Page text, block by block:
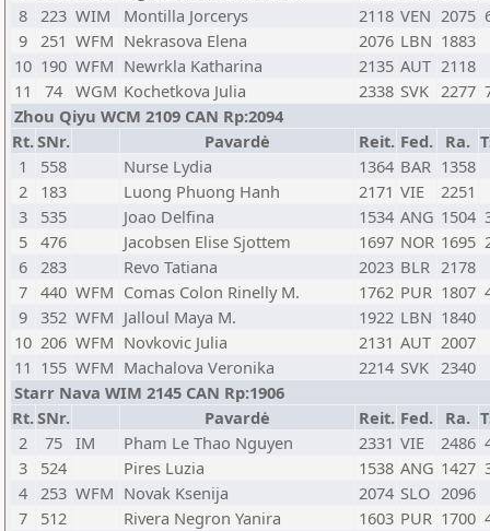
8
223 WIM Montilla Jorcerys 2118 VEN 2075
9
251 WFM Nekrasova Elena 2076 LBN 1883
10 190 WFM Newrkla Katharina 2135 AUT 2118
11
74 WGM Kochetkova Julia 2338 SVK 2277
Zhou Qiyu WCM 2109 CAN Rp:2094
Rt.SNr. Pavardė Reit. Fed. Ra.
1
558 Nurse Lydia 1364 BAR 1358
2
183 Luong Phuong Hanh 2171 VIE
2251
3
535 Joao Delfina 1534 ANG 1504
5
476 Jacobsen Elise Sjottem 1697 NOR 1695
6
283 Revo Tatiana 2023 BLR 2178
7
440 WFM Comas Colon Rinelly M. 1762 PUR 1807
9
352 WFM Jalloul Maya M. 1922 LBN 1840
10 206 WFM Novkovic Julia 2131 AUT 2007
11 155 WFM Machalova Veronika 2214 SVK 2340
Starr Nava WIM 2145 CAN Rp:1906
Rt.SNr. Pavardė Reit. Fed. Ra.
2
75 IM Pham Le Thao Nguyen 2331 VIE 2486
3
524 Pires Luzia 1538 ANG 1427
4
253 WFM Novak Ksenija 2074 SLO 2096
7
512 Rivera Negron Yanira 1603 PUR 1700